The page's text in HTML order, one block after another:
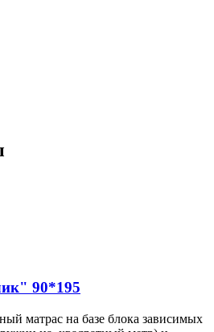
90*195
матрас на базе блока зависимых